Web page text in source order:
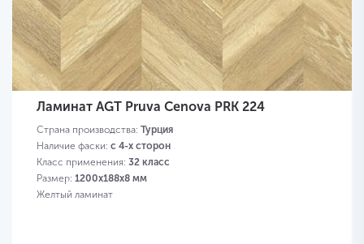
Ламинат AGT Pruva Cenova PRK 224
Страна производства: Турция
Наличие фаски: с 4-х сторон
Класс применения: 32 класс
Размер: 1200х188х8 мм
Желтый ламинат